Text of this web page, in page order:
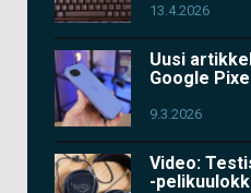
13.4.2026
Uusi
Google
9.3.2026
Video:
-